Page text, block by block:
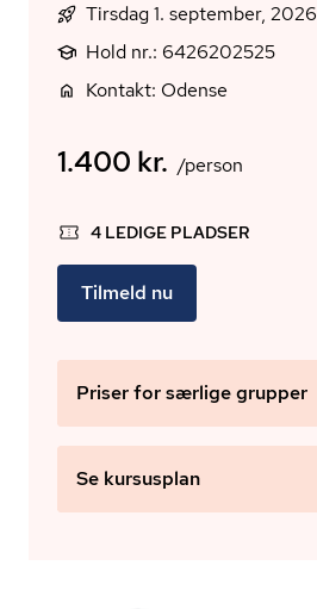
Tirsdag 1. september, 2026
Hold nr.: 6426202525
Kontakt: Odense
1.400 kr. /person
4 LEDIGE PLADSER
Tilmeld nu
Priser for særlige grupper
Se kursusplan